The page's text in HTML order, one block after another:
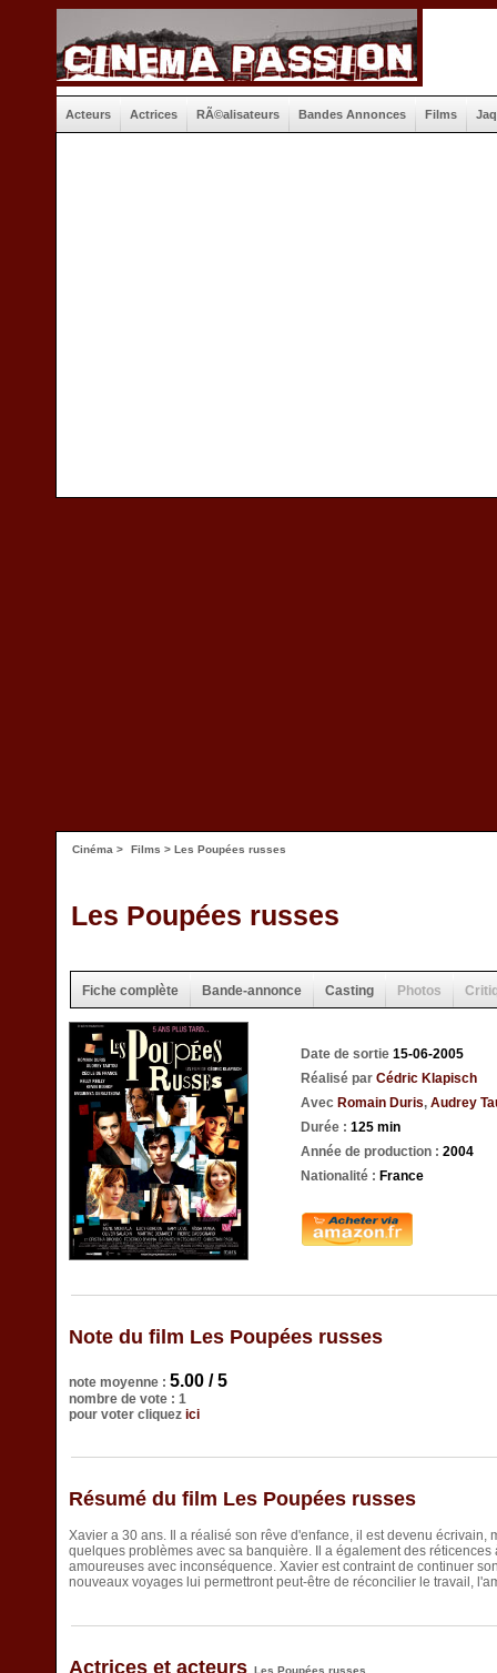
Acteurs Actrices RÃ©alisateurs Bandes Annonces Films
Cinéma > Films > Les Poupées russes
Les Poupées russes
Fiche complète Bande-annonce Casting Photos
Date de sortie 15-06-2005
Réalisé par Cédric Klapisch
Avec Romain Duris, Audrey
Durée : 125 min
Année de production : 2004
Nationalité : France
Note du film Les Poupées russes
note moyenne : 5.00 / 5
nombre de vote : 1
pour voter cliquez ici
Résumé du film Les Poupées russes
Xavier a 30 ans. Il a réalisé son rêve d'enfance, il est devenu écrivain,
quelques problèmes avec sa banquière. Il a également des
amoureuses avec inconséquence. Xavier est contraint de continuer
nouveaux voyages lui permettront peut-être de réconcilier le travail,
Actrices et acteurs Les Poupées russes